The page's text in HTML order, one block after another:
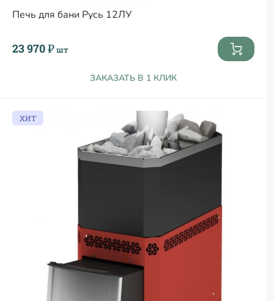
Печь для бани Русь 12ЛУ
23 970 ₽шт
ЗАКАЗАТЬ В 1 КЛИК
ХИТ